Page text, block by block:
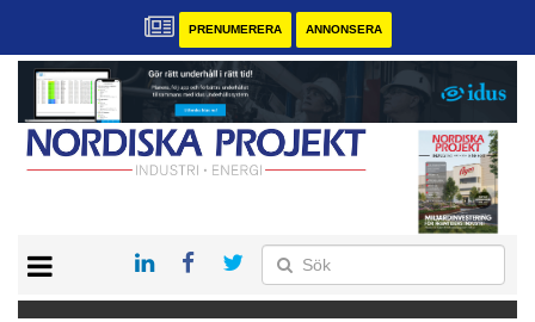
PRENUMERERA ANNONSERA